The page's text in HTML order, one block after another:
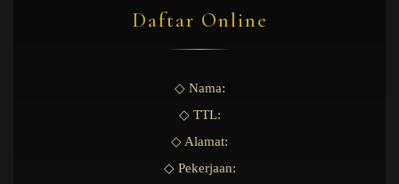
Daftar Online
◇ Nama:
◇ TTL:
◇ Alamat:
◇ Pekerjaan: